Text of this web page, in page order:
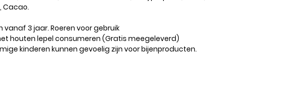
Cacao.
vanaf 3 jaar. Roeren voor gebruik
houten lepel consumeren (Gratis meegeleverd)
kinderen kunnen gevoelig zijn voor bijenproducten.